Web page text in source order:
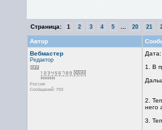
Страница: 1 2 3 4 5 20 21
Автор
Вебмастер
Редактор
Россия
Сообщений: 793
1. В
2.
него
3.